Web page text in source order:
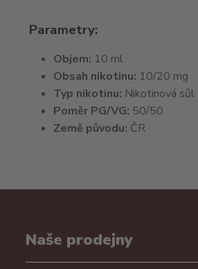
Parametry:
Objem: 10 ml
Obsah nikotinu: 10/20 mg
Typ nikotinu: Nikotinová sůl
Poměr PG/VG: 50/50
Země původu: ČR
Naše prodejny